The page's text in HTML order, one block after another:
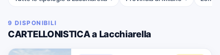
9 DISPONIBILI
CARTELLONISTICA a Lacchiarella